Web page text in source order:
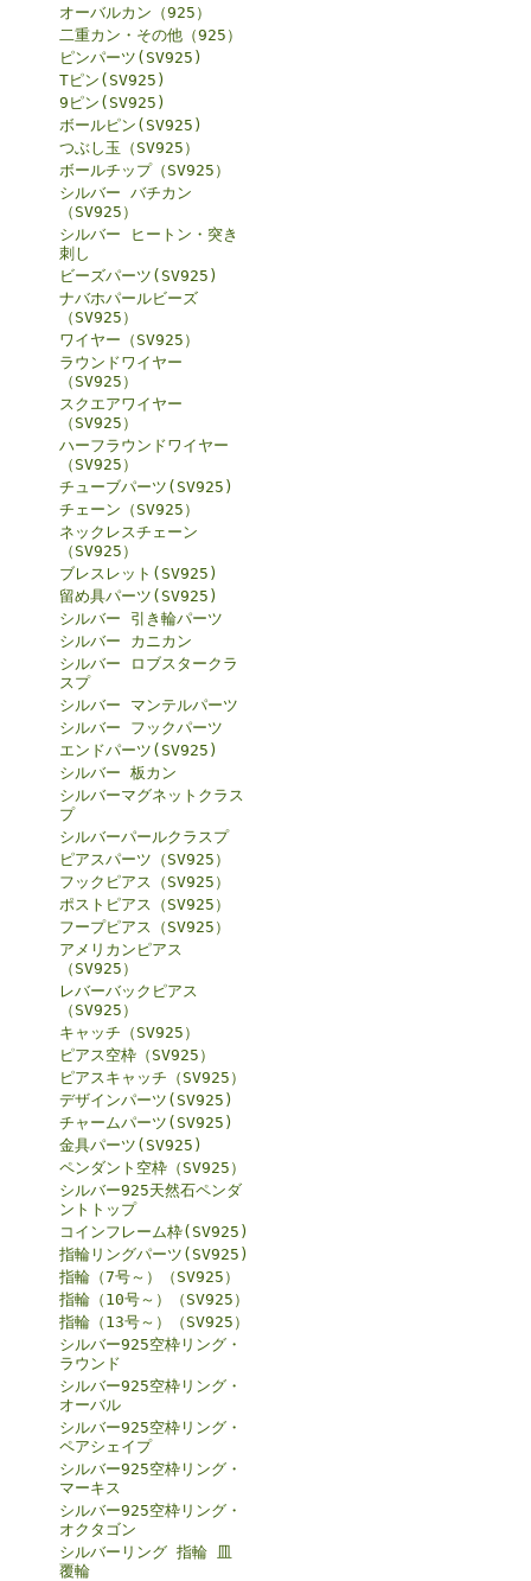
オーバルカン（925）
二重カン・その他（925）
ピンパーツ(SV925)
Tピン(SV925)
9ピン(SV925)
ボールピン(SV925)
つぶし玉（SV925）
ボールチップ（SV925）
シルバー バチカン
（SV925）
シルバー ヒートン・突き
刺し
ビーズパーツ(SV925)
ナバホパールビーズ
（SV925）
ワイヤー（SV925）
ラウンドワイヤー
（SV925）
スクエアワイヤー
（SV925）
ハーフラウンドワイヤー
（SV925）
チューブパーツ(SV925)
チェーン（SV925）
ネックレスチェーン
（SV925）
ブレスレット(SV925)
留め具パーツ(SV925)
シルバー 引き輪パーツ
シルバー カニカン
シルバー ロブスタークラ
スプ
シルバー マンテルパーツ
シルバー フックパーツ
エンドパーツ(SV925)
シルバー 板カン
シルバーマグネットクラス
プ
シルバーパールクラスプ
ピアスパーツ（SV925）
フックピアス（SV925）
ポストピアス（SV925）
フープピアス（SV925）
アメリカンピアス
（SV925）
レバーバックピアス
（SV925）
キャッチ（SV925）
ピアス空枠（SV925）
ピアスキャッチ（SV925）
デザインパーツ(SV925)
チャームパーツ(SV925)
金具パーツ(SV925)
ペンダント空枠（SV925）
シルバー925天然石ペンダ
ントトップ
コインフレーム枠(SV925)
指輪リングパーツ(SV925)
指輪（7号～）（SV925）
指輪（10号～）（SV925）
指輪（13号～）（SV925）
シルバー925空枠リング・
ラウンド
シルバー925空枠リング・
オーバル
シルバー925空枠リング・
ペアシェイプ
シルバー925空枠リング・
マーキス
シルバー925空枠リング・
オクタゴン
シルバーリング 指輪 皿
覆輪